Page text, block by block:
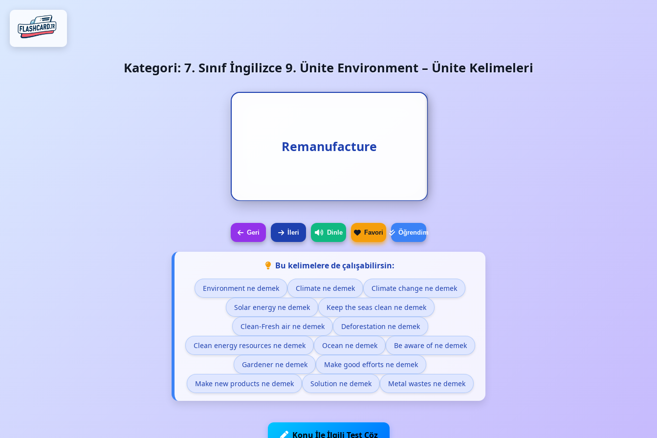
Kategori: 7. Sınıf İngilizce 9. Ünite Environment – Ünite Kelimeleri
Remanufacture
Yeniden imal etmek
Geri İleri Dinle Favori Öğrendim
Bu kelimelere de çalışabilirsin:
Environment ne demek Climate ne demek Climate change ne demek
Solar energy ne demek Keep the seas clean ne demek
Clean-Fresh air ne demek Deforestation ne demek
Clean energy resources ne demek Ocean ne demek Be aware of ne demek
Gardener ne demek Make good efforts ne demek
Make new products ne demek Solution ne demek Metal wastes ne demek
Konu İle İlgili Test Çöz